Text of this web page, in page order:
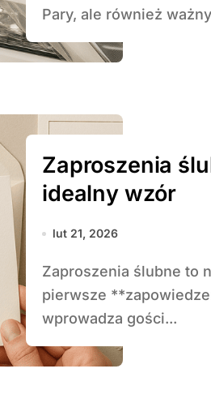
Pary, ale również
Zaproszenia
idealny wzór
lut 21, 2026
Zaproszenia ślubne to nie tylko formalność – to
pierwsze
wprowadza gości...